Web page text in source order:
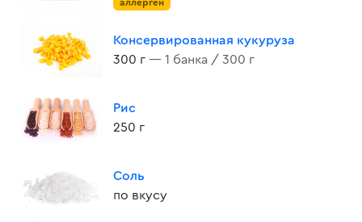
аллерген
Консервированная кукуруза
300 г — 1 банка / 300 г
Рис
250 г
Соль
по вкусу